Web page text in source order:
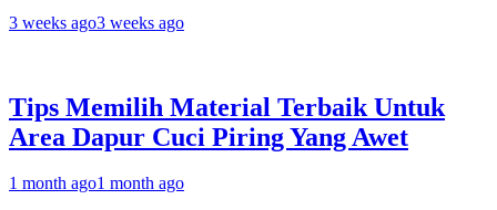
3 weeks ago3 weeks ago
Tips Memilih Material Terbaik Untuk
Area Dapur Cuci Piring Yang Awet
1 month ago1 month ago